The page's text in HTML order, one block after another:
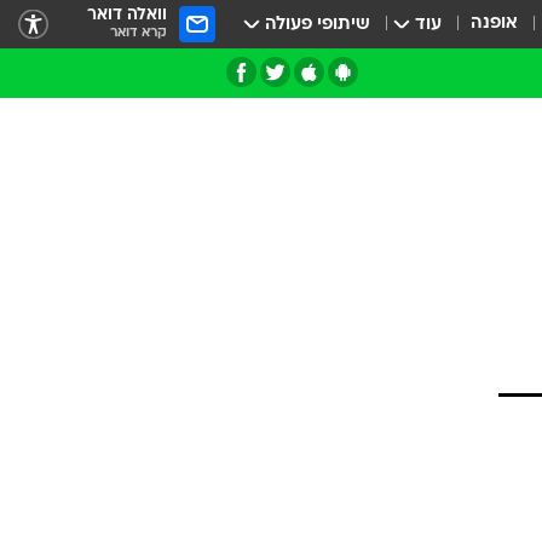
אופנה עוד שיתופי פעולה וואלה דואר
קרא דואר